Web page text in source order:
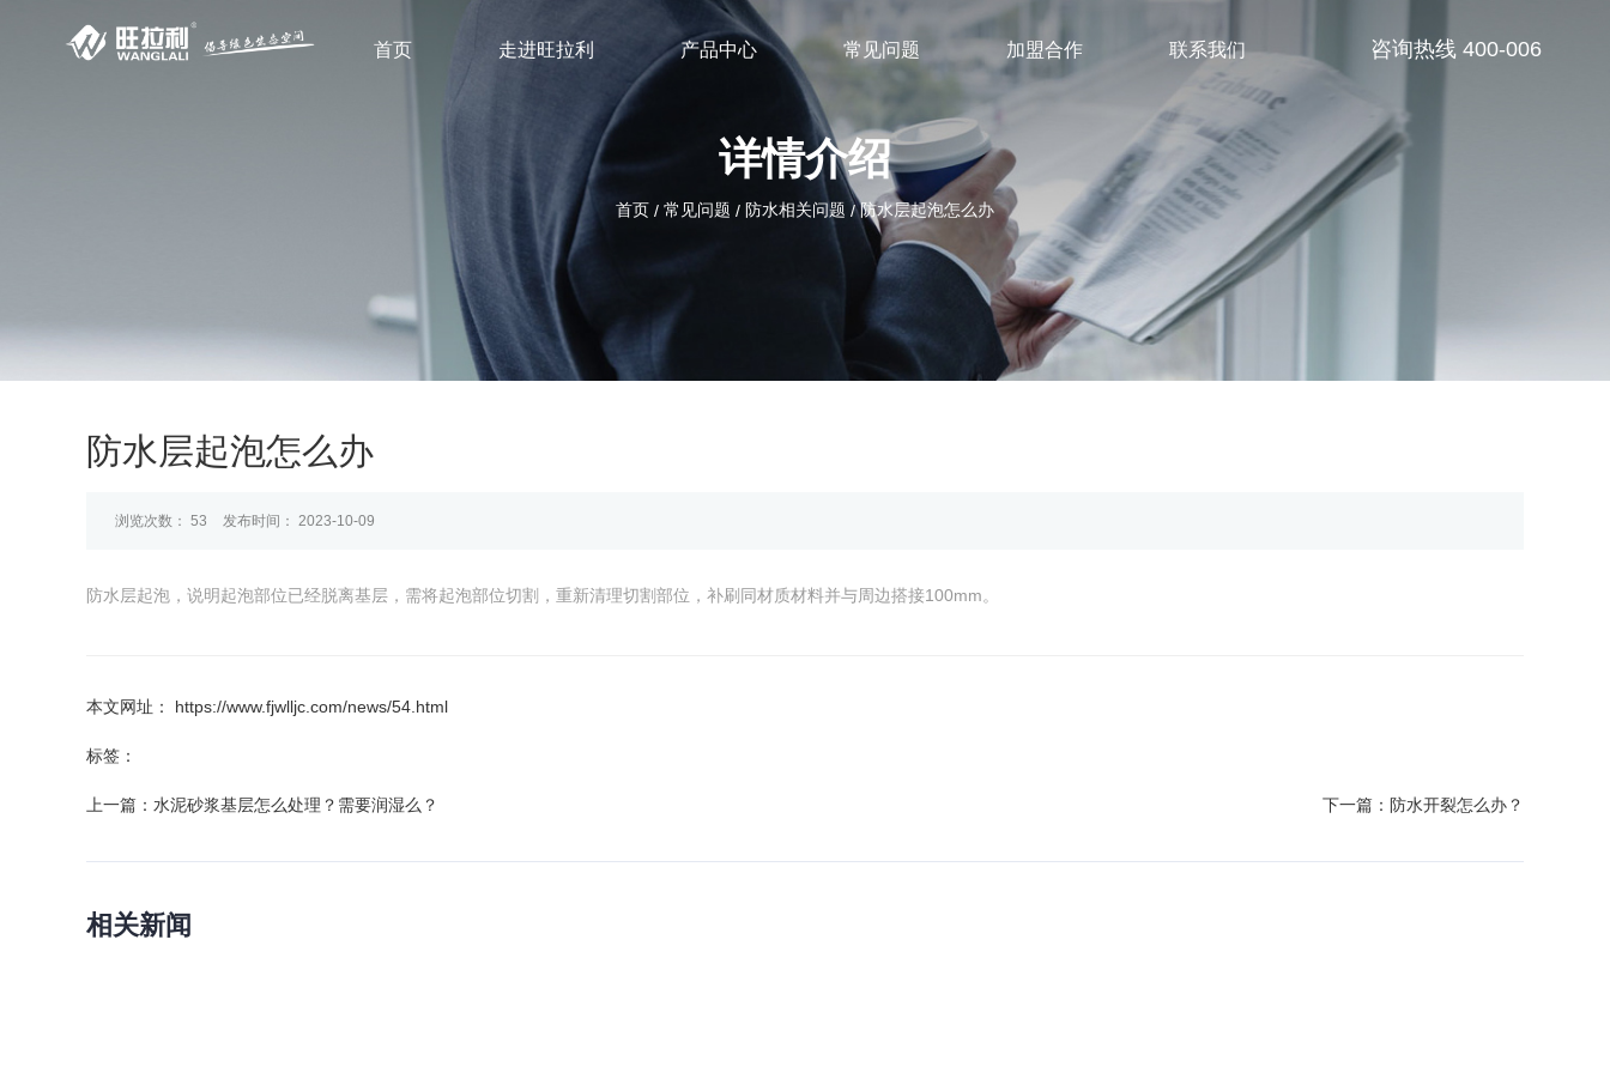
首页 走进旺拉利 产品中心 常见问题 加盟合作 联系我们
详情介绍
首页 / 常见问题 / 防水相关问题 /防水层起泡怎么办
防水层起泡怎么办
浏览次数： 53 发布时间： 2023-10-09
防水层起泡，说明起泡部位已经脱离基层，需将起泡部位切割，重新清理切割部位，补刷同材质材料并与周边搭接100mm。
本文网址： https://www.fjwlljc.com/news/54.html
标签：
上一篇： 水泥砂浆基层怎么处理？需要润湿么？ 下一篇： 防水开裂怎么办？
相关新闻